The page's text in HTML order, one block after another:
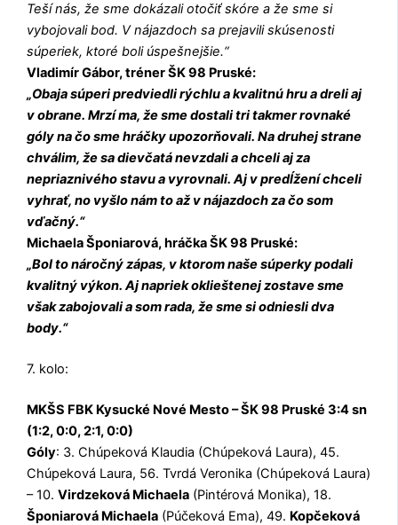
Teší nás, že sme dokázali otočiť skóre a že sme si
vybojovali bod. V nájazdoch sa prejavili skúsenosti
súperiek, ktoré boli úspešnejšie.“
Vladimír Gábor, tréner ŠK 98 Pruské:
„Obaja súperi predviedli rýchlu a kvalitnú hru a dreli aj
v obrane. Mrzí ma, že sme dostali tri takmer rovnaké
góly na čo sme hráčky upozorňovali. Na druhej strane
chválim, že sa dievčatá nevzdali a chceli aj za
nepriaznivého stavu a vyrovnali. Aj v predĺžení chceli
vyhrať, no vyšlo nám to až v nájazdoch za čo som
vďačný.“
Michaela Šponiarová, hráčka ŠK 98 Pruské:
„Bol to náročný zápas, v ktorom naše súperky podali
kvalitný výkon. Aj napriek oklieštenej zostave sme
však zabojovali a som rada, že sme si odniesli dva
body.“
7. kolo:
MKŠS FBK Kysucké Nové Mesto – ŠK 98 Pruské 3:4 sn
(1:2, 0:0, 2:1, 0:0)
Góly: 3. Chúpeková Klaudia (Chúpeková Laura), 45.
Chúpeková Laura, 56. Tvrdá Veronika (Chúpeková Laura)
– 10.Virdzeková Michaela (Pintérová Monika), 18.
Šponiarová Michaela (Púčeková Ema), 49. Kopčeková